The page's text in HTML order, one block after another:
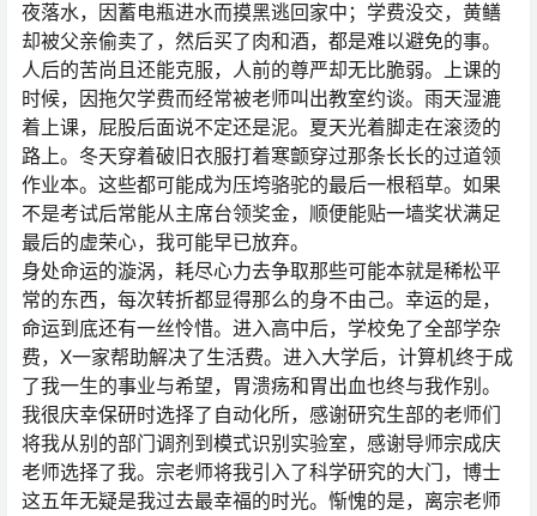
夜落水，因蓄电瓶进水而摸黑逃回家中；学费没交，黄鳝
却被父亲偷卖了，然后买了肉和酒，都是难以避免的事。
人后的苦尚且还能克服，人前的尊严却无比脆弱。上课的
时候，因拖欠学费而经常被老师叫出教室约谈。雨天湿漉
着上课，屁股后面说不定还是泥。夏天光着脚走在滚烫的
路上。冬天穿着破旧衣服打着寒颤穿过那条长长的过道领
作业本。这些都可能成为压垮骆驼的最后一根稻草。如果
不是考试后常能从主席台领奖金，顺便能贴一墙奖状满足
最后的虚荣心，我可能早已放弃。
身处命运的漩涡，耗尽心力去争取那些可能本就是稀松平
常的东西，每次转折都显得那么的身不由己。幸运的是，
命运到底还有一丝怜惜。进入高中后，学校免了全部学杂
费，X一家帮助解决了生活费。进入大学后，计算机终于成
了我一生的事业与希望，胃溃疡和胃出血也终与我作别。
我很庆幸保研时选择了自动化所，感谢研究生部的老师们
将我从别的部门调剂到模式识别实验室，感谢导师宗成庆
老师选择了我。宗老师将我引入了科学研究的大门，博士
这五年无疑是我过去最幸福的时光。惭愧的是，离宗老师